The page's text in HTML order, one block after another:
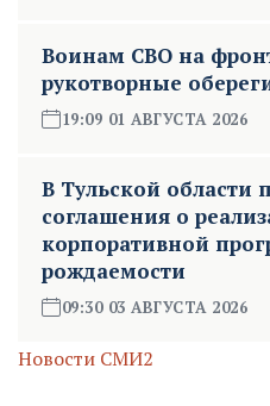
Воинам СВО на
рукотворные
19:09 01 АВГУСТА 2026
В Тульской области
соглашения о
корпоративной
рождаемости
09:30 03 АВГУСТА 2026
Новости СМИ2